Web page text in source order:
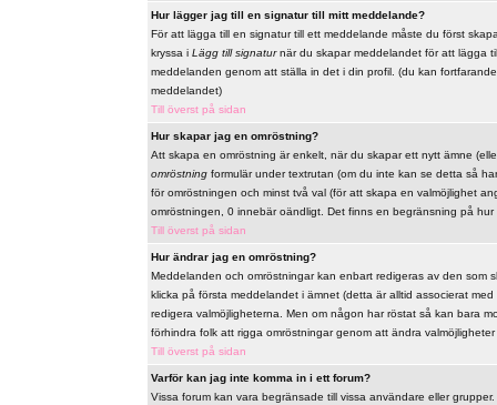
Hur lägger jag till en signatur till mitt meddelande?
För att lägga till en signatur till ett meddelande måste du först
kryssa i Lägg till signaturnär du skapar meddelandet för att lägga
meddelanden genom att ställa in det i din profil. (du kan
meddelandet)
Till överst på sidan
Hur skapar jag en omröstning?
Att skapa en omröstning är enkelt, när du skapar ett nytt ämne
omröstningformulär under textrutan (om du inte kan se detta så
för omröstningen och minst två val (för att skapa en valmöjlighet
omröstningen, 0 innebär oändligt. Det finns en begränsning på
Till överst på sidan
Hur ändrar jag en omröstning?
Meddelanden och omröstningar kan enbart redigeras av den som
klicka på första meddelandet i ämnet (detta är alltid associerat
redigera valmöjligheterna. Men om någon har röstat så kan bara
förhindra folk att rigga omröstningar genom att ändra
Till överst på sidan
Varför kan jag inte komma in i ett forum?
Vissa forum kan vara begränsade till vissa användare eller